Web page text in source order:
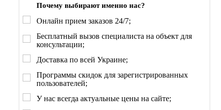
Почему выбирают именно нас?
Онлайн прием заказов 24/7;
Бесплатный вызов специалиста на объект для
консультации;
Доставка по всей Украине;
Программы скидок для зарегистрированных
пользователей;
У нас всегда актуальные цены на сайте;